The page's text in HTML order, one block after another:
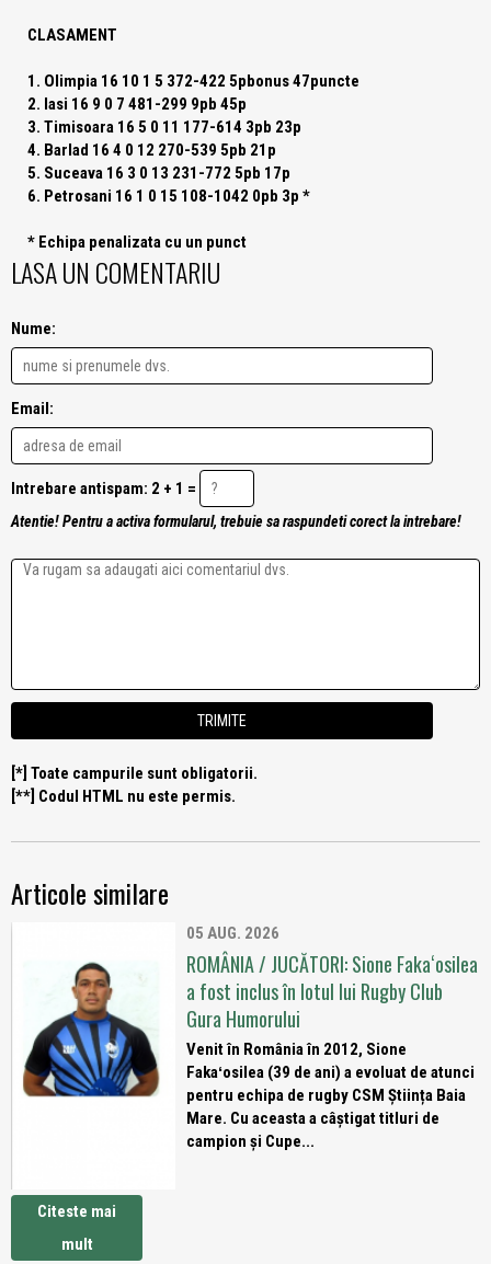
CLASAMENT
1. Olimpia 16 10 1 5 372-422 5pbonus 47puncte
2. Iasi 16 9 0 7 481-299 9pb 45p
3. Timisoara 16 5 0 11 177-614 3pb 23p
4. Barlad 16 4 0 12 270-539 5pb 21p
5. Suceava 16 3 0 13 231-772 5pb 17p
6. Petrosani 16 1 0 15 108-1042 0pb 3p *
* Echipa penalizata cu un punct
LASA UN COMENTARIU
Nume:
Email:
Intrebare antispam: 2 + 1 =
Atentie! Pentru a activa formularul, trebuie sa raspundeti corect la intrebare!
[*] Toate campurile sunt obligatorii.
[**] Codul HTML nu este permis.
Articole similare
05 AUG. 2026
ROMÂNIA / JUCĂTORI: Sione Fakaʻosilea
a fost inclus în lotul lui Rugby Club
Gura Humorului
Venit în România în 2012, Sione
Fakaʻosilea (39 de ani) a evoluat de atunci
pentru echipa de rugby CSM Știința Baia
Mare. Cu aceasta a câștigat titluri de
campion și Cupe...
Citeste mai
mult